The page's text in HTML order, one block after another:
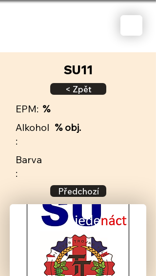
SU11
< Zpět
EPM: %
Alkohol
:
% obj.
Barva
:
Předchozí